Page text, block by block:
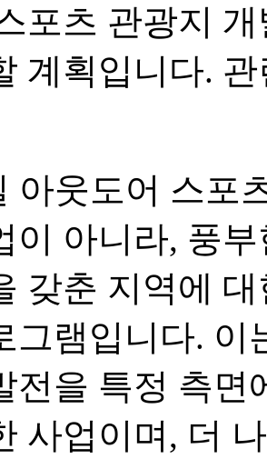
포츠 관광지
계획입니다.
아웃도어 스포
이 아니라, 풍
갖춘 지역에
그램입니다. 이
전을 특정 측면
사업이며, 더